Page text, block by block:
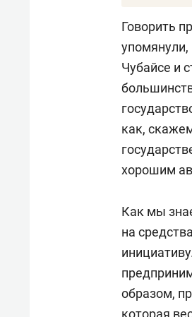
географ,
(2011),
РАН,
перечне
Родился 1
В 2003
Член-
Говорить
упомянули,
Чубайсе и
как,
хорошим
Как мы
на
образом,
которая